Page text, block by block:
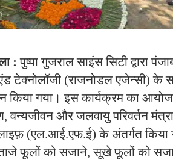
: पुष्पा गुजराल साइंस सिटी द्वारा
टेक्नोलॉजी (राजनोडल एजेन्सी) के
किया गया। इस कार्यक्रम का
वन्यजीवन और जलवायु परिवर्तन
(एल.आई.एफ.ई) के अंतर्गत किया
फूलों को सजाने, सूखे फूलों को